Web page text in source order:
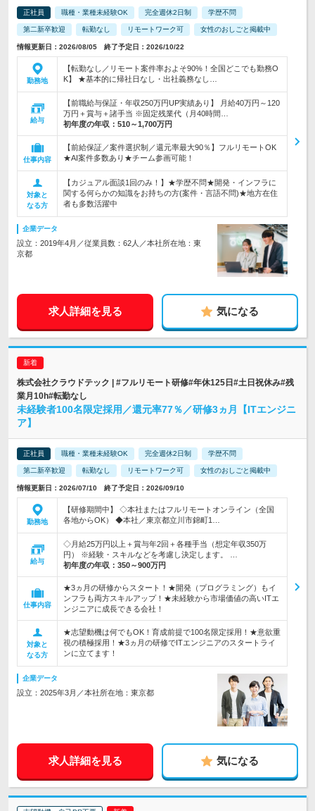
正社員 職種・業種未経験OK 完全週休2日制 学歴不問
第二新卒歓迎 転勤なし リモートワーク可 女性のおしごと掲載中
情報更新日：2026/08/05 終了予定日：2026/10/22
勤務地
【転勤なし／リモート案件率およそ90%！全国どこでも勤務O
K】 ★基本的に帰社日なし・出社義務なし…
給与
【前職給与保証・年収250万円UP実績あり】 月給40万円～120
万円＋賞与＋諸手当 ※固定残業代（月40時間…
初年度の年収： 510～1,700万円
仕事内容
【前給保証／案件選択制／還元率最大90％】フルリモートOK
★AI案件多数あり★チーム参画可能！
対象と
なる方
【カジュアル面談1回のみ！】★学歴不問★開発・インフラに
関する何らかの知識をお持ちの方(案件・言語不問)★地方在住
者も多数活躍中
企業データ
設立：2019年4月／従業員数：62人／本社所在地：東
京都
求人詳細を見る 気になる
株式会社クラウドテック | #フルリモート研修#年休125日#土日祝休み#残
業月10h#転勤なし
未経験者100名限定採用／還元率77％／研修3ヵ月【ITエンジニ
ア】
正社員 職種・業種未経験OK 完全週休2日制 学歴不問
第二新卒歓迎 転勤なし リモートワーク可 女性のおしごと掲載中
情報更新日：2026/07/10 終了予定日：2026/09/10
勤務地
【研修期間中】 ◇本社またはフルリモートオンライン（全国
各地からOK） ◆本社／東京都立川市錦町1…
給与
◇月給25万円以上＋賞与年2回＋各種手当（想定年収350万
円） ※経験・スキルなどを考慮し決定します。 …
初年度の年収： 350～900万円
仕事内容
★3ヵ月の研修からスタート！★開発（プログラミング）もイ
ンフラも両方スキルアップ！★未経験から市場価値の高いITエ
ンジニアに成長できる会社！
対象と
なる方
★志望動機は何でもOK！育成前提で100名限定採用！★意欲重
視の積極採用！★3ヵ月の研修でITエンジニアのスタートライ
ンに立てます！
企業データ
設立：2025年3月／本社所在地：東京都
求人詳細を見る 気になる